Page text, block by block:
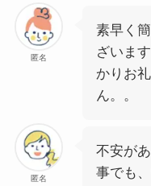
匿名
素早く
ざいま
かりお
ん。。
匿名
不安が
事でも